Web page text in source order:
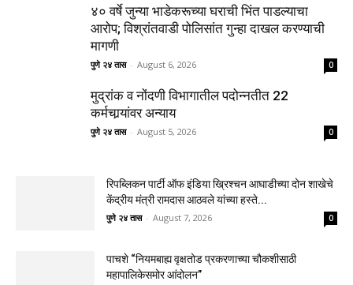
४० वर्षे जुन्या भाडेकरूच्या घराची भिंत पाडल्याचा
आरोप; विश्रांतवाडी पोलिसांत गुन्हा दाखल करण्याची
मागणी
पुणे २४ तास - August 6, 2026 0
मुद्रांक व नोंदणी विभागातील पदोन्नतीत 22
कर्मचार्‍यांवर अन्याय
पुणे २४ तास - August 5, 2026 0
रिपब्लिकन पार्टी ऑफ इंडिया ख्रिश्चन आघाडीच्या दोन शाखेचे
केंद्रीय मंत्री रामदास आठवले यांच्या हस्ते...
पुणे २४ तास - August 7, 2026 0
पाचशे “नियमबाह्य वृक्षतोड प्रकरणाच्या चौकशीसाठी
महापालिकेसमोर आंदोलन”